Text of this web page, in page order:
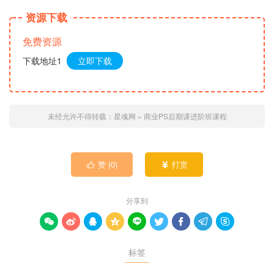
资源下载
免费资源
下载地址1 立即下载
未经允许不得转载： 星魂网 » 商业PS后期课进阶班课程
 赞 (0)  打赏
分享到
        
标签